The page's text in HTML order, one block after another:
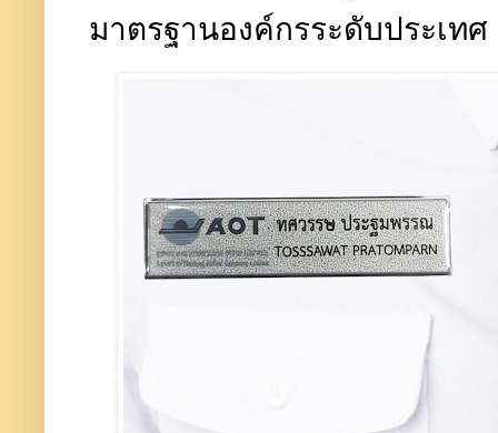
มาตรฐานองค์กรระดับประเทศ